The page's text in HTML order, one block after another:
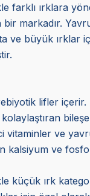
farklı ırklara
markadır.
ve büyük ırklar
lifler içerir.
vitaminler ve
kalsiyum ve
küçük ırk